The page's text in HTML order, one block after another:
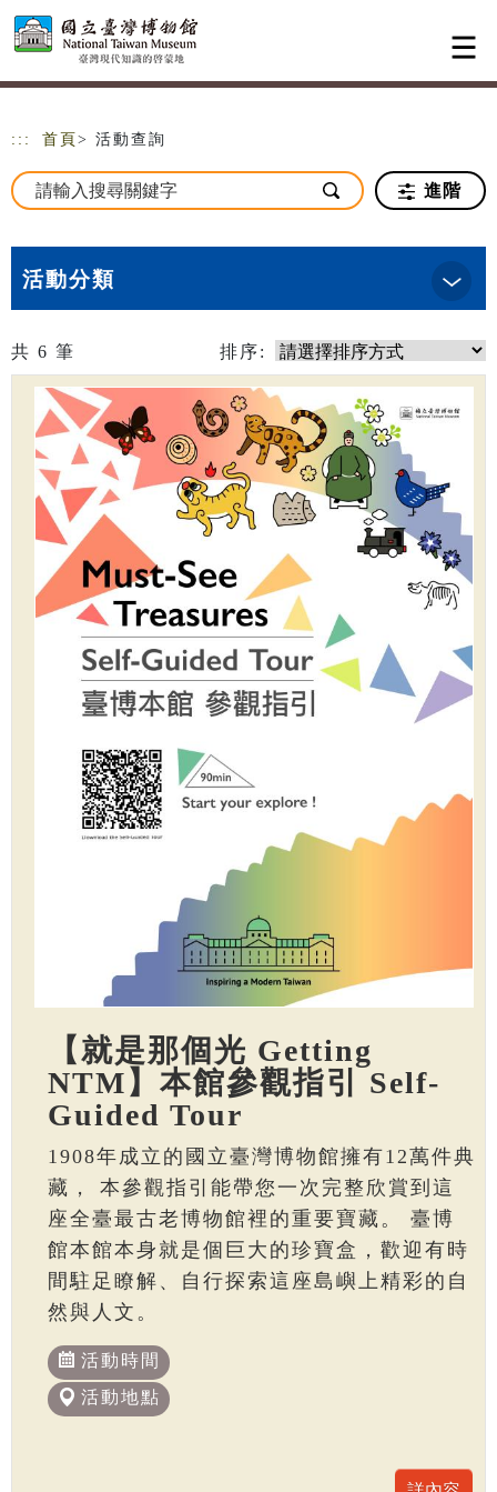
跳到主要內容
網站導覽
::: 首頁 > 活動查詢
進階
活動分類
共 6 筆 排序:
【就是那個光 Getting
NTM】本館參觀指引 Self-
Guided Tour
1908年成立的國立臺灣博物館擁有12萬件典
藏， 本參觀指引能帶您一次完整欣賞到這
座全臺最古老博物館裡的重要寶藏。 臺博
館本館本身就是個巨大的珍寶盒，歡迎有時
間駐足瞭解、自行探索這座島嶼上精彩的自
然與人文。
活動時間
活動地點